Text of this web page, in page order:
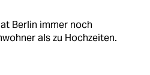
Berlin immer noch
als zu Hochzeiten.